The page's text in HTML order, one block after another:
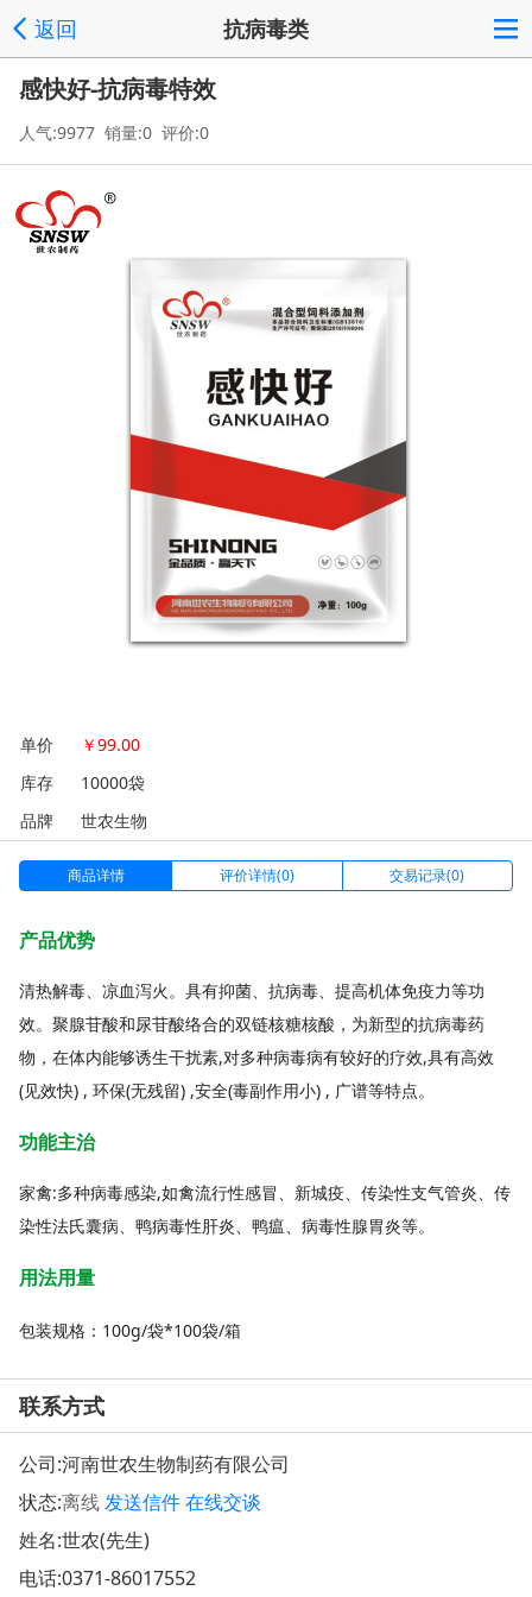
返回 抗病毒类
感快好-抗病毒特效
人气:9977 销量:0 评价:0
单价 ￥99.00
库存
10000袋
品牌
世农生物
商品详情 评价详情(0) 交易记录(0)
产品优势
清热解毒、凉血泻火。具有抑菌、抗病毒、提高机体免疫力等功
效。聚腺苷酸和尿苷酸络合的双链核糖核酸，为新型的抗病毒药
物，在体内能够诱生干扰素,对多种病毒病有较好的疗效,具有高效
(见效快) , 环保(无残留) ,安全(毒副作用小) , 广谱等特点。
功能主治
家禽:多种病毒感染,如禽流行性感冒、新城疫、传染性支气管炎、传
染性法氏囊病、鸭病毒性肝炎、鸭瘟、病毒性腺胃炎等。
用法用量
包装规格：100g/袋*100袋/箱
联系方式
公司:河南世农生物制药有限公司
状态:离线发送信件在线交谈
姓名:世农(先生)
电话:0371-86017552